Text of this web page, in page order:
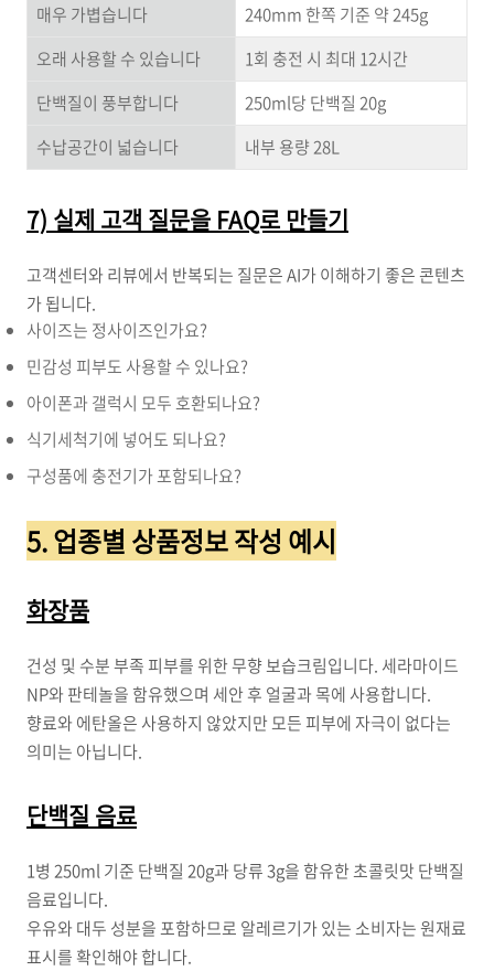
매우 가볍습니다
240mm 한쪽 기준 약 245g
오래 사용할 수 있습니다
1회 충전 시 최대 12시간
단백질이 풍부합니다
250ml당 단백질 20g
수납공간이 넓습니다
내부 용량 28L
7) 실제 고객 질문을 FAQ로 만들기
고객센터와 리뷰에서 반복되는 질문은 AI가 이해하기 좋은 콘텐츠
가 됩니다.
사이즈는 정사이즈인가요?
민감성 피부도 사용할 수 있나요?
아이폰과 갤럭시 모두 호환되나요?
식기세척기에 넣어도 되나요?
구성품에 충전기가 포함되나요?
5. 업종별 상품정보 작성 예시
화장품
건성 및 수분 부족 피부를 위한 무향 보습크림입니다. 세라마이드
NP와 판테놀을 함유했으며 세안 후 얼굴과 목에 사용합니다.
향료와 에탄올은 사용하지 않았지만 모든 피부에 자극이 없다는
의미는 아닙니다.
단백질 음료
1병 250ml 기준 단백질 20g과 당류 3g을 함유한 초콜릿맛 단백질
음료입니다.
우유와 대두 성분을 포함하므로 알레르기가 있는 소비자는 원재료
표시를 확인해야 합니다.